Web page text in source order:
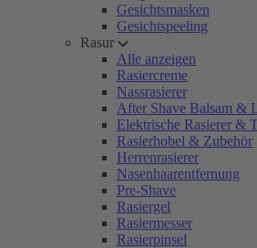
Gesichtsmasken
Gesichtspeeling
Rasur
Alle anzeigen
Rasiercreme
Nassrasierer
After Shave Balsam &
Elektrische Rasierer &
Rasierhobel & Zubehör
Herrenrasierer
Nasenhaarentfernung
Pre-Shave
Rasiergel
Rasiermesser
Rasierpinsel